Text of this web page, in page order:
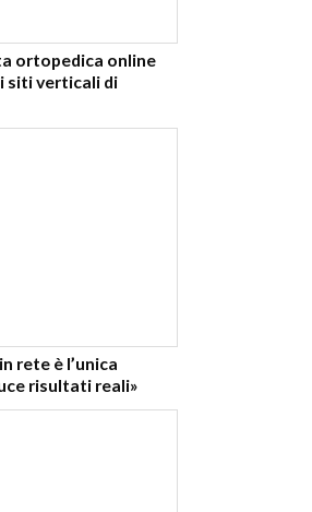
ortopedica online
siti verticali di
rete è l’unica
risultati reali»